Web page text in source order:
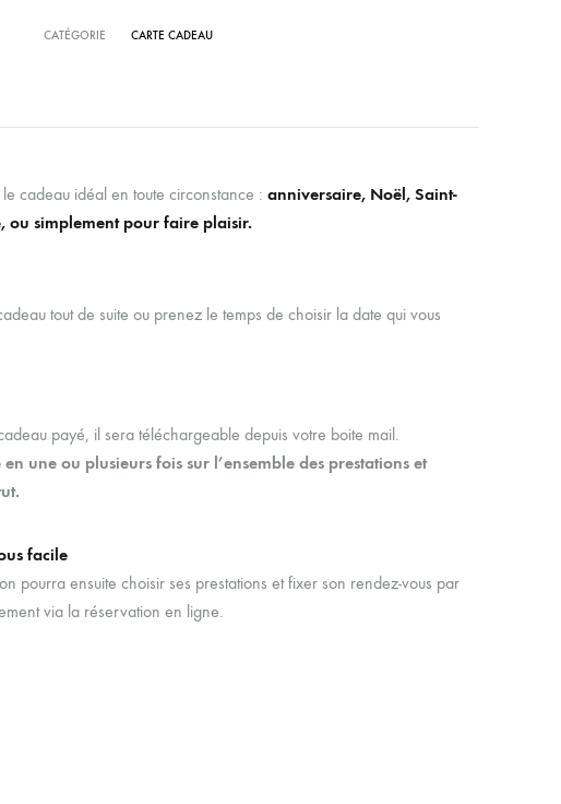
CATÉGORIE CARTE CADEAU
le cadeau idéal en toute circonstance :anniversaire, Noël, Saint-
ou simplement pour faire plaisir.
tout de suite ou prenez le temps de choisir la date qui vous
payé, il sera téléchargeable depuis votre boite mail.
une ou plusieurs fois sur l’ensemble des prestations et
facile
pourra ensuite choisir ses prestations et fixer son rendez-vous par
via la réservation en ligne.